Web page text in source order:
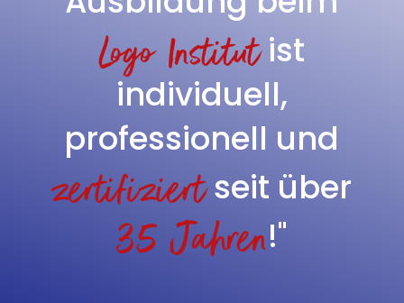
Logo Institutist
individuell,
professionell und
zertifiziertseit über
35 Jahren!"